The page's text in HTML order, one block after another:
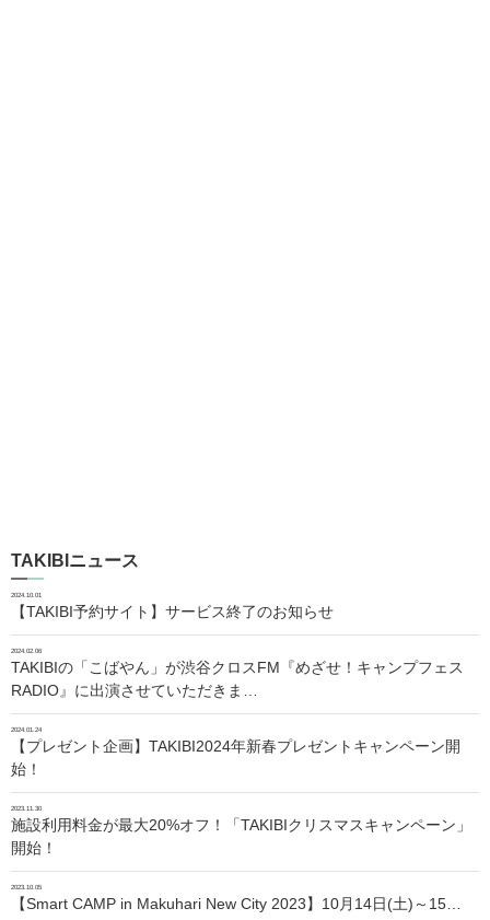
TAKIBIニュース
2024.10.01
【TAKIBI予約サイト】サービス終了のお知らせ
2024.02.06
TAKIBIの「こばやん」が渋谷クロスFM『めざせ！キャンプフェス
RADIO』に出演させていただきま…
2024.01.24
【プレゼント企画】TAKIBI2024年新春プレゼントキャンペーン開
始！
2023.11.30
施設利用料金が最大20%オフ！「TAKIBIクリスマスキャンペーン」
開始！
2023.10.05
【Smart CAMP in Makuhari New City 2023】10月14日(土)～15…